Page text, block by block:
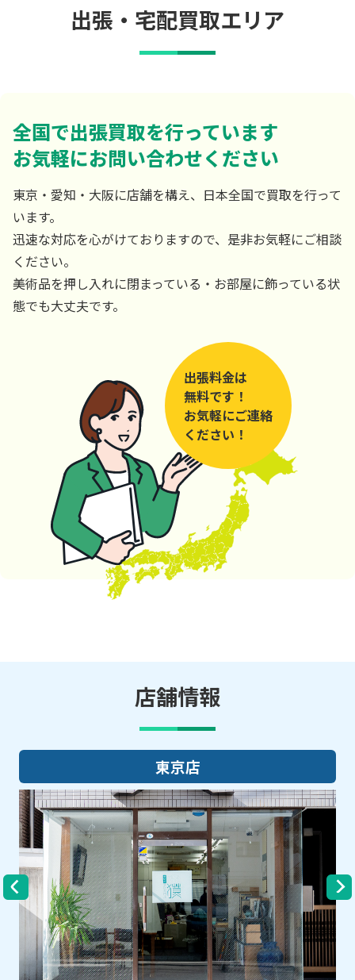
出張・宅配買取エリア
全国で出張買取を行っています
お気軽にお問い合わせください
東京・愛知・大阪に店舗を構え、日本全国で買取を行って
います。
迅速な対応を心がけておりますので、是非お気軽にご相談
ください。
美術品を押し入れに閉まっている・お部屋に飾っている状
態でも大丈夫です。
出張料金は
無料です！
お気軽にご連絡
ください！
店舗情報
東京店